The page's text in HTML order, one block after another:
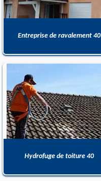
Entreprise de ravalement 40
Hydrofuge de toiture 40